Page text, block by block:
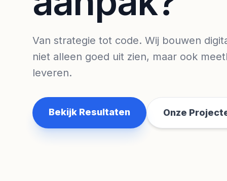
Van strategie tot code. Wij bouwen
niet alleen goed uit zien, maar ook
leveren.
Bekijk Resultaten Onze